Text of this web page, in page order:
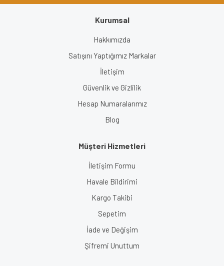
Kurumsal
Hakkımızda
Satışını Yaptığımız Markalar
İletişim
Güvenlik ve Gizlilik
Hesap Numaralarımız
Blog
Müşteri Hizmetleri
İletişim Formu
Havale Bildirimi
Kargo Takibi
Sepetim
İade ve Değişim
Şifremi Unuttum